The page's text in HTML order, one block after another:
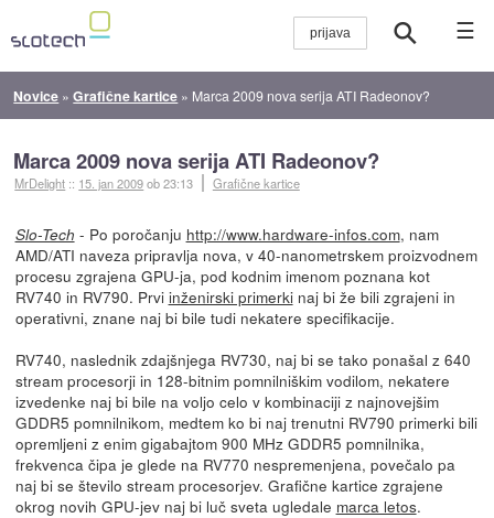
☰
Novice »Grafične kartice » Marca 2009 nova serija ATI Radeonov?
Marca 2009 nova serija ATI Radeonov?
MrDelight :: 15. jan 2009ob 23:13 Grafične kartice
Slo-Tech - Po poročanju http://www.hardware-infos.com, nam
AMD/ATI naveza pripravlja nova, v 40-nanometrskem proizvodnem
procesu zgrajena GPU-ja, pod kodnim imenom poznana kot
RV740 in RV790. Prvi inženirski primerkinaj bi že bili zgrajeni in
operativni, znane naj bi bile tudi nekatere specifikacije.
RV740, naslednik zdajšnjega RV730, naj bi se tako ponašal z 640
stream procesorji in 128-bitnim pomnilniškim vodilom, nekatere
izvedenke naj bi bile na voljo celo v kombinaciji z najnovejšim
GDDR5 pomnilnikom, medtem ko bi naj trenutni RV790 primerki bili
opremljeni z enim gigabajtom 900 MHz GDDR5 pomnilnika,
frekvenca čipa je glede na RV770 nespremenjena, povečalo pa
naj bi se število stream procesorjev. Grafične kartice zgrajene
okrog novih GPU-jev naj bi luč sveta ugledale marca letos.